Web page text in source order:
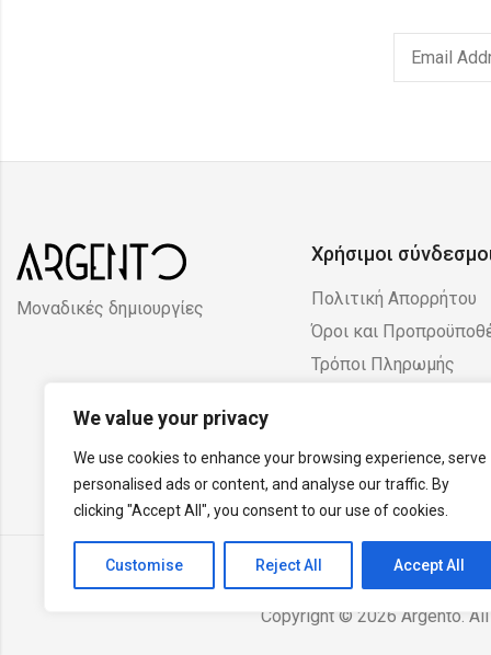
We value your privacy
We use cookies to enhance your browsing experience, serve
personalised ads or content, and analyse our traffic. By
clicking "Accept All", you consent to our use of cookies.
Customise Reject All Accept All
Μοναδικές δημιουργίες
Χρήσιμοι
Πολιτική Απορρήτου
Όροι και
Τρόποι Πληρωμής
Copyright © 2026 Argento.